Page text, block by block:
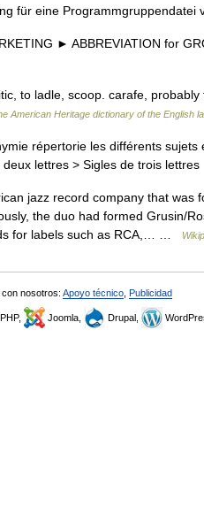
für eine Programmgruppendatei
► ABBREVIATION for
to ladle, scoop. carafe, probably
American Heritage dictionary of the English
répertorie les différents
deux lettres > Sigles de trois
jazz record company that was
the duo had formed Grusin/
for labels such as RCA,… …
nosotros: Apoyo técnico Publicidad
Joomla, Drupal,